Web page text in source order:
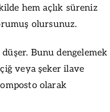
hem açlık süreniz
olursunuz.
Bunu dengelemek
veya şeker ilave
olarak